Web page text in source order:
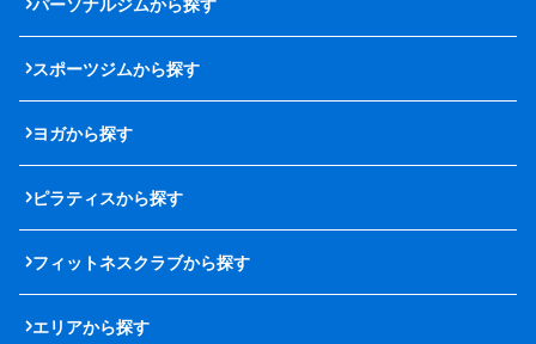
スポーツジムから探す
ヨガから探す
ピラティスから探す
フィットネスクラブから探す
エリアから探す